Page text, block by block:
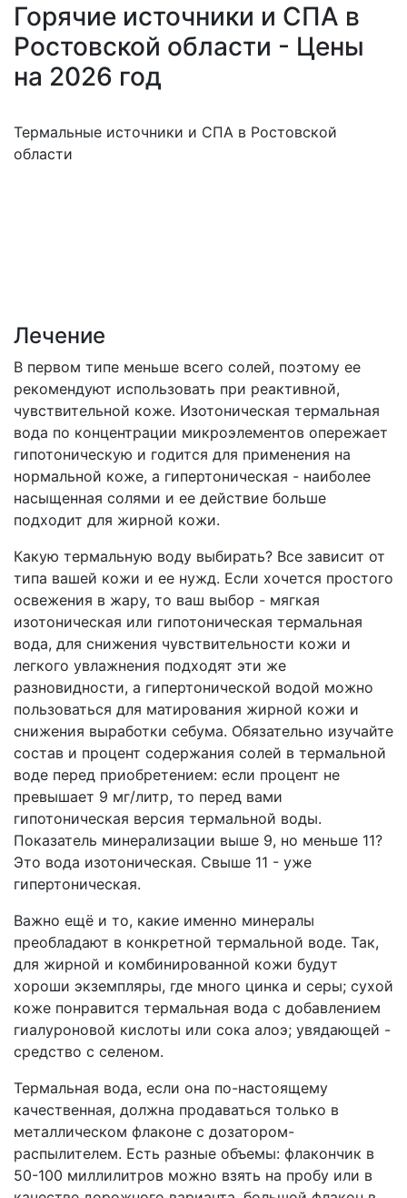
Горячие источники и СПА в
Ростовской области - Цены
на 2026 год
Термальные источники и СПА в Ростовской
области
Лечение
В первом типе меньше всего солей, поэтому ее
рекомендуют использовать при реактивной,
чувствительной коже. Изотоническая термальная
вода по концентрации микроэлементов опережает
гипотоническую и годится для применения на
нормальной коже, а гипертоническая - наиболее
насыщенная солями и ее действие больше
подходит для жирной кожи.
Какую термальную воду выбирать? Все зависит от
типа вашей кожи и ее нужд. Если хочется простого
освежения в жару, то ваш выбор - мягкая
изотоническая или гипотоническая термальная
вода, для снижения чувствительности кожи и
легкого увлажнения подходят эти же
разновидности, а гипертонической водой можно
пользоваться для матирования жирной кожи и
снижения выработки себума. Обязательно изучайте
состав и процент содержания солей в термальной
воде перед приобретением: если процент не
превышает 9 мг/литр, то перед вами
гипотоническая версия термальной воды.
Показатель минерализации выше 9, но меньше 11?
Это вода изотоническая. Свыше 11 - уже
гипертоническая.
Важно ещё и то, какие именно минералы
преобладают в конкретной термальной воде. Так,
для жирной и комбинированной кожи будут
хороши экземпляры, где много цинка и серы; сухой
коже понравится термальная вода с добавлением
гиалуроновой кислоты или сока алоэ; увядающей -
средство с селеном.
Термальная вода, если она по-настоящему
качественная, должна продаваться только в
металлическом флаконе с дозатором-
распылителем. Есть разные объемы: флакончик в
50-100 миллилитров можно взять на пробу или в